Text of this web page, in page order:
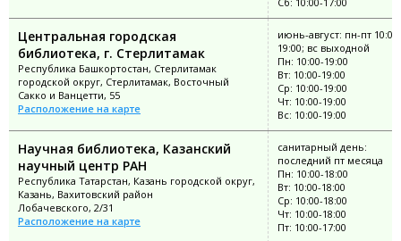
Центральная городская
библиотека, г. Стерлитамак
Республика Башкортостан, Стерлитамак
городской округ, Стерлитамак, Восточный
Сакко и Ванцетти, 55
Расположение на карте
июнь-август: пн-пт 10:00-
19:00; вс выходной
Пн: 10:00-19:00
Вт: 10:00-19:00
Ср: 10:00-19:00
Чт: 10:00-19:00
Вс: 10:00-19:00
Научная библиотека, Казанский
научный центр РАН
Республика Татарстан, Казань городской округ,
Казань, Вахитовский район
Лобачевского, 2/31
Расположение на карте
санитарный день:
последний пт месяца
Пн: 10:00-18:00
Вт: 10:00-18:00
Ср: 10:00-18:00
Чт: 10:00-18:00
Пт: 10:00-17:00